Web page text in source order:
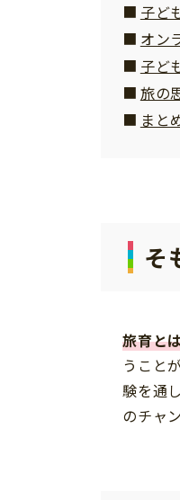
子ど
オン
子ど
旅の
まと
そ
旅育と
うこと
験を通
のチャ